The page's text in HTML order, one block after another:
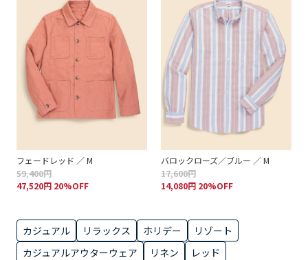
フェードレッド ／ M
59,400円
47,520円 20%OFF
バロックローズ／ブルー ／ M
17,600円
14,080円 20%OFF
カジュアル リラックス ホリデー
リゾート
カジュアルアウターウェア
リネン レッド